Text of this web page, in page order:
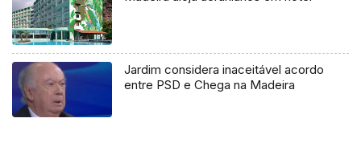
Jardim considera inaceitável acordo
entre PSD e Chega na Madeira